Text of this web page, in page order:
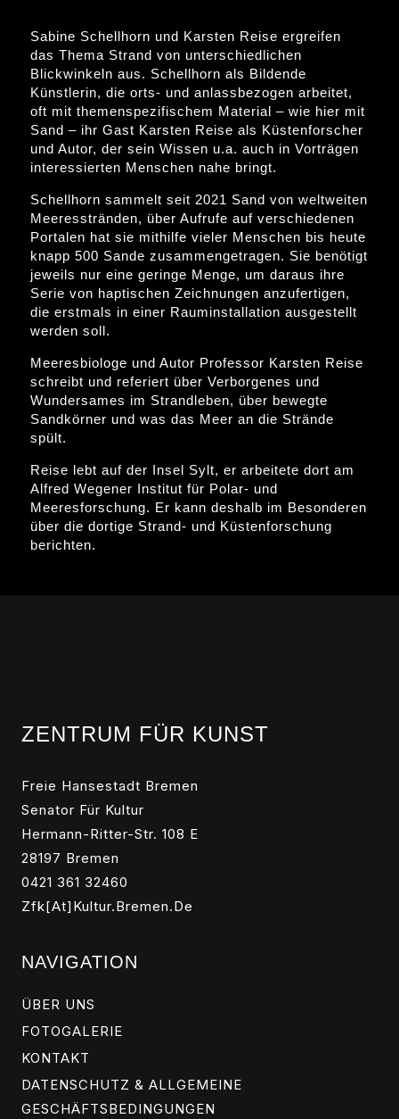
Sabine Schellhorn und Karsten Reise ergreifen
das Thema Strand von unterschiedlichen
Blickwinkeln aus. Schellhorn als Bildende
Künstlerin, die orts- und anlassbezogen arbeitet,
oft mit themenspezifischem Material – wie hier mit
Sand – ihr Gast Karsten Reise als Küstenforscher
und Autor, der sein Wissen u.a. auch in Vorträgen
interessierten Menschen nahe bringt.
Schellhorn sammelt seit 2021 Sand von weltweiten
Meeresstränden, über Aufrufe auf verschiedenen
Portalen hat sie mithilfe vieler Menschen bis heute
knapp 500 Sande zusammengetragen. Sie benötigt
jeweils nur eine geringe Menge, um daraus ihre
Serie von haptischen Zeichnungen anzufertigen,
die erstmals in einer Rauminstallation ausgestellt
werden soll.
Meeresbiologe und Autor Professor Karsten Reise
schreibt und referiert über Verborgenes und
Wundersames im Strandleben, über bewegte
Sandkörner und was das Meer an die Strände
spült.
Reise lebt auf der Insel Sylt, er arbeitete dort am
Alfred Wegener Institut für Polar- und
Meeresforschung. Er kann deshalb im Besonderen
über die dortige Strand- und Küstenforschung
berichten.
ZENTRUM FÜR KUNST
Freie Hansestadt Bremen
Senator Für Kultur
Hermann-Ritter-Str. 108 E
28197 Bremen
0421 361 32460
Zfk[at]kultur.bremen.de
NAVIGATION
ÜBER UNS
FOTOGALERIE
KONTAKT
DATENSCHUTZ & ALLGEMEINE
GESCHÄFTSBEDINGUNGEN